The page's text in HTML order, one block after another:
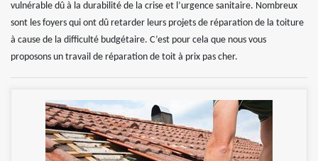
vulnérable dû à la durabilité de la crise et l’urgence sanitaire. Nombreux
sont les foyers qui ont dû retarder leurs projets de réparation de la toiture
à cause de la difficulté budgétaire. C’est pour cela que nous vous
proposons un travail de réparation de toit à prix pas cher.